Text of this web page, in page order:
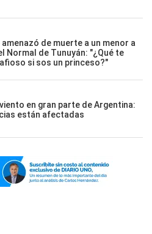
amenazó de muerte a un menor a
Normal de Tunuyán: "¿Qué te
si sos un princeso?"
en gran parte de Argentina:
están afectadas